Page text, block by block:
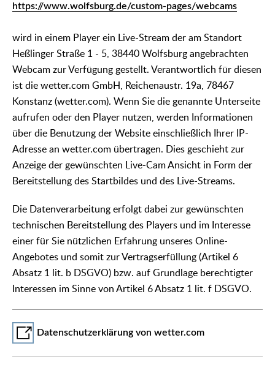
https://www.wolfsburg.de/custom-pages/webcams
wird in einem Player ein Live-Stream der am Standort
Heßlinger Straße 1 - 5, 38440 Wolfsburg angebrachten
Webcam zur Verfügung gestellt. Verantwortlich für diesen
ist die wetter.com GmbH, Reichenaustr. 19a, 78467
Konstanz (wetter.com). Wenn Sie die genannte Unterseite
aufrufen oder den Player nutzen, werden Informationen
über die Benutzung der Website einschließlich Ihrer IP-
Adresse an wetter.com übertragen. Dies geschieht zur
Anzeige der gewünschten Live-Cam Ansicht in Form der
Bereitstellung des Startbildes und des Live-Streams.
Die Datenverarbeitung erfolgt dabei zur gewünschten
technischen Bereitstellung des Players und im Interesse
einer für Sie nützlichen Erfahrung unseres Online-
Angebotes und somit zur Vertragserfüllung (Artikel 6
Absatz 1 lit. b DSGVO) bzw. auf Grundlage berechtigter
Interessen im Sinne von Artikel 6 Absatz 1 lit. f DSGVO.
Datenschutzerklärung von wetter.com